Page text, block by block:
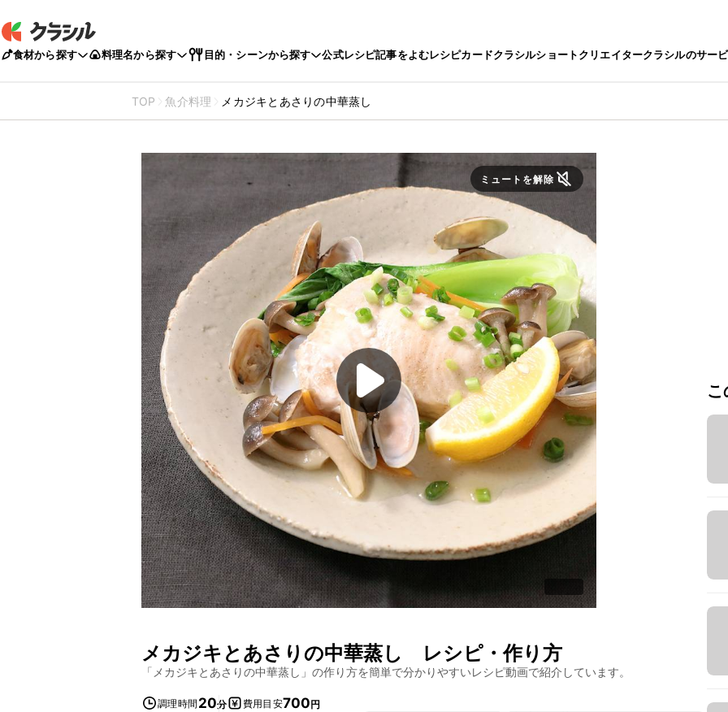
食材から探す 料理名から探す 目的・シーンから探す 公式レシピ記事をよむレシピカードクラシルショートクリエイタークラシルのサー
TOP 魚介料理 メカジキとあさりの中華蒸し
ミュートを解除
メカジキとあさりの中華蒸し レシピ・作り方
「 メカジキとあさりの中華蒸し 」の作り方を簡単で分かりやすいレシピ動画で紹介しています。
調理時間 20分 費用目安700円